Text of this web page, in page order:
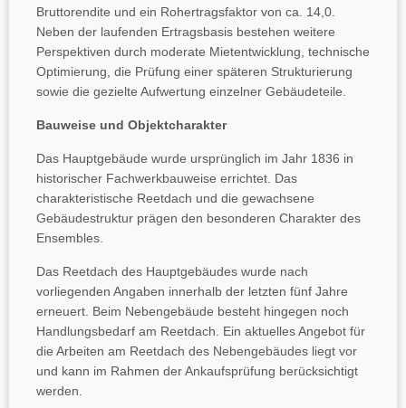
Bruttorendite und ein Rohertragsfaktor von ca. 14,0.
Neben der laufenden Ertragsbasis bestehen weitere
Perspektiven durch moderate Mietentwicklung, technische
Optimierung, die Prüfung einer späteren Strukturierung
sowie die gezielte Aufwertung einzelner Gebäudeteile.
Bauweise und Objektcharakter
Das Hauptgebäude wurde ursprünglich im Jahr 1836 in
historischer Fachwerkbauweise errichtet. Das
charakteristische Reetdach und die gewachsene
Gebäudestruktur prägen den besonderen Charakter des
Ensembles.
Das Reetdach des Hauptgebäudes wurde nach
vorliegenden Angaben innerhalb der letzten fünf Jahre
erneuert. Beim Nebengebäude besteht hingegen noch
Handlungsbedarf am Reetdach. Ein aktuelles Angebot für
die Arbeiten am Reetdach des Nebengebäudes liegt vor
und kann im Rahmen der Ankaufsprüfung berücksichtigt
werden.